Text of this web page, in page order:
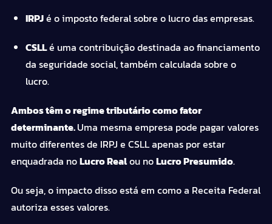
IRPJé o imposto federal sobre o lucro das empresas.
CSLLé uma contribuição destinada ao financiamento
da seguridade social, também calculada sobre o
lucro.
Ambos têm o regime tributário como fator
determinante.Uma mesma empresa pode pagar valores
muito diferentes de IRPJ e CSLL apenas por estar
enquadrada noLucro Realou noLucro Presumido.
Ou seja, o impacto disso está em como a Receita Federal
autoriza esses valores.